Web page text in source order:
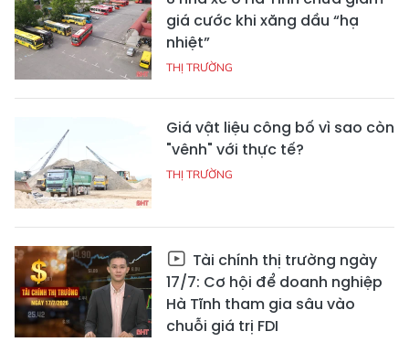
giá cước khi xăng dầu “hạ
nhiệt”
THỊ TRƯỜNG
Giá vật liệu công bố vì sao còn
"vênh" với thực tế?
THỊ TRƯỜNG
Tài chính thị trường ngày
17/7: Cơ hội để doanh nghiệp
Hà Tĩnh tham gia sâu vào
chuỗi giá trị FDI